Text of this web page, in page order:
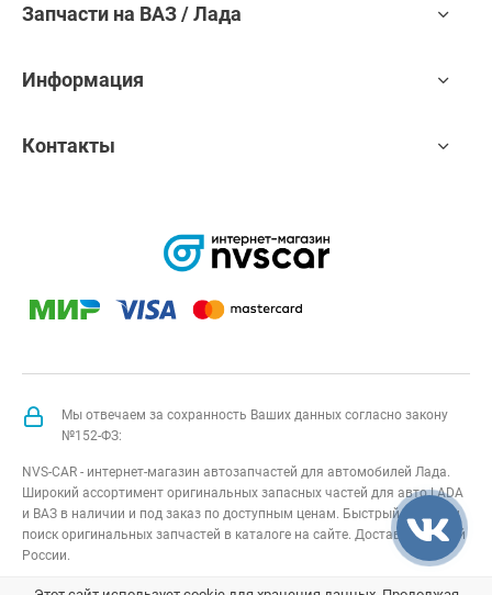
Запчасти на ВАЗ / Лада
Информация
Контакты
Мы отвечаем за сохранность Ваших данных согласно закону
№152-ФЗ:
NVS-CAR - интернет-магазин автозапчастей для автомобилей Лада.
Широкий ассортимент оригинальных запасных частей для авто LADA
и ВАЗ в наличии и под заказ по доступным ценам. Быстрый подбор и
поиск оригинальных запчастей в каталоге на сайте. Доставка по всей
России.